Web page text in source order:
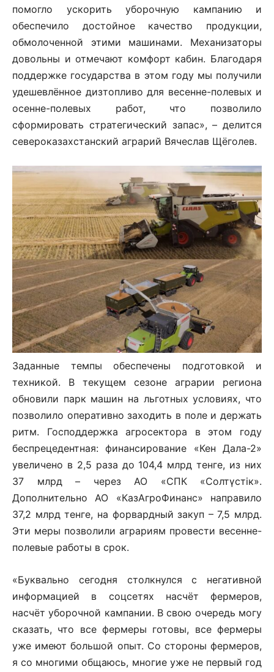
помогло ускорить уборочную кампанию и
обеспечило достойное качество продукции,
обмолоченной этими машинами. Механизаторы
довольны и отмечают комфорт кабин. Благодаря
поддержке государства в этом году мы получили
удешевлённое дизтопливо для весенне-полевых и
осенне-полевых работ, что позволило
сформировать стратегический запас», – делится
североказахстанский аграрий Вячеслав Щёголев.
Заданные темпы обеспечены подготовкой и
техникой. В текущем сезоне аграрии региона
обновили парк машин на льготных условиях, что
позволило оперативно заходить в поле и держать
ритм. Господдержка агросектора в этом году
беспрецедентная: финансирование «Кен Дала-2»
увеличено в 2,5 раза до 104,4 млрд тенге, из них
37 млрд – через АО «СПК «Солтүстік».
Дополнительно АО «КазАгроФинанс» направило
37,2 млрд тенге, на форвардный закуп – 7,5 млрд.
Эти меры позволили аграриям провести весенне-
полевые работы в срок.
«Буквально сегодня столкнулся с негативной
информацией в соцсетях насчёт фермеров,
насчёт уборочной кампании. В свою очередь могу
сказать, что все фермеры готовы, все фермеры
уже имеют большой опыт. Со стороны фермеров,
я со многими общаюсь, многие уже не первый год